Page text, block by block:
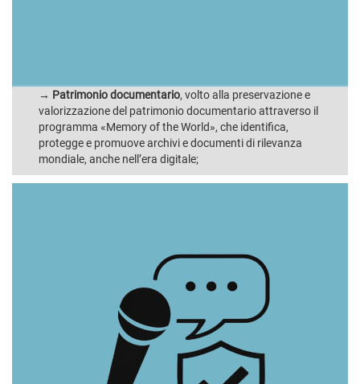
→ Patrimonio documentario, volto alla preservazione e
valorizzazione del patrimonio documentario attraverso il
programma «Memory of the World», che identifica,
protegge e promuove archivi e documenti di rilevanza
mondiale, anche nell’era digitale;